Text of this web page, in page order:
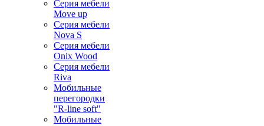
Серия мебели
Move up
Серия мебели
Nova S
Серия мебели
Onix Wood
Серия мебели
Riva
Мобильные
перегородки
"R-line soft"
Мобильные